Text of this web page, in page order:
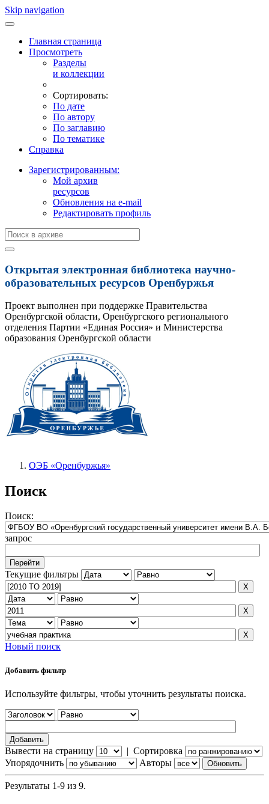
Skip navigation
Главная страница
Просмотреть
Разделы
и коллекции
Сортировать:
По дате
По автору
По заглавию
По тематике
Справка
Зарегистрированным:
Мой архив
ресурсов
Обновления на e-mail
Редактировать профиль
Открытая электронная библиотека научно-
образовательных ресурсов Оренбуржья
Проект выполнен при поддержке Правительства
Оренбургской области, Оренбургского регионального
отделения Партии «Единая Россия» и Министерства
образования Оренбургской области
ОЭБ «Оренбуржья»
Поиск
Поиск:
запрос
Текущие фильтры
Новый поиск
Добавить фильтр
Используйте фильтры, чтобы уточнить результаты поиска.
Вывести на страницу | Сортировка
Упорядочнить
Авторы
Результаты 1-9 из 9.